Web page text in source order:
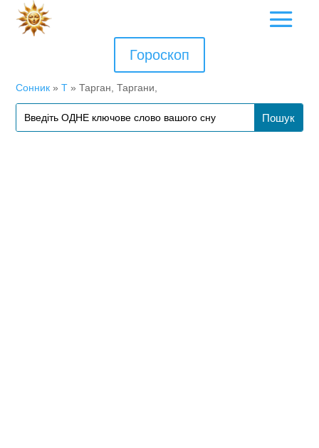
Гороскоп
Сонник »Т »Тарган, Таргани,